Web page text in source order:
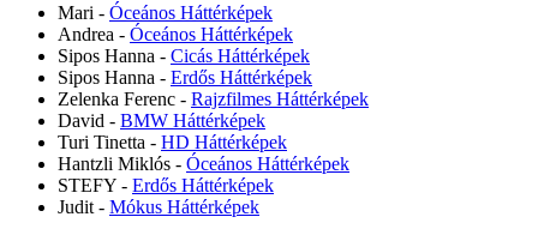
Mari - Óceános Háttérképek
Andrea - Óceános Háttérképek
Sipos Hanna - Cicás Háttérképek
Sipos Hanna - Erdős Háttérképek
Zelenka Ferenc - Rajzfilmes Háttérképek
David - BMW Háttérképek
Turi Tinetta - HD Háttérképek
Hantzli Miklós - Óceános Háttérképek
STEFY - Erdős Háttérképek
Judit - Mókus Háttérképek